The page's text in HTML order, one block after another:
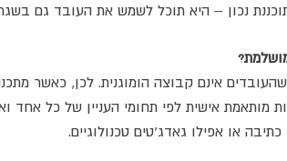
נכון – היא תוכל לשמש את העובד גם
אינם קבוצה הומוגנית. לכן, כאשר
מותאמת אישית לפי תחומי העניין של כל אחד
או אפילו גאדג'טים טכנולוגיים.